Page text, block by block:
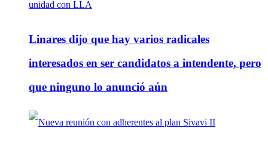
Linares dijo que hay varios radicales
interesados en ser candidatos a intendente, pero
que ninguno lo anunció aún